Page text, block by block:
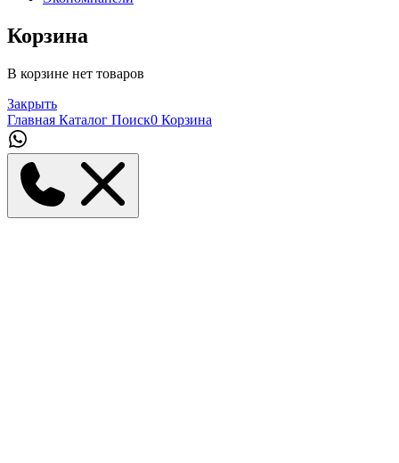
Корзина
В корзине нет товаров
Закрыть
Главная Каталог Поиск0 Корзина